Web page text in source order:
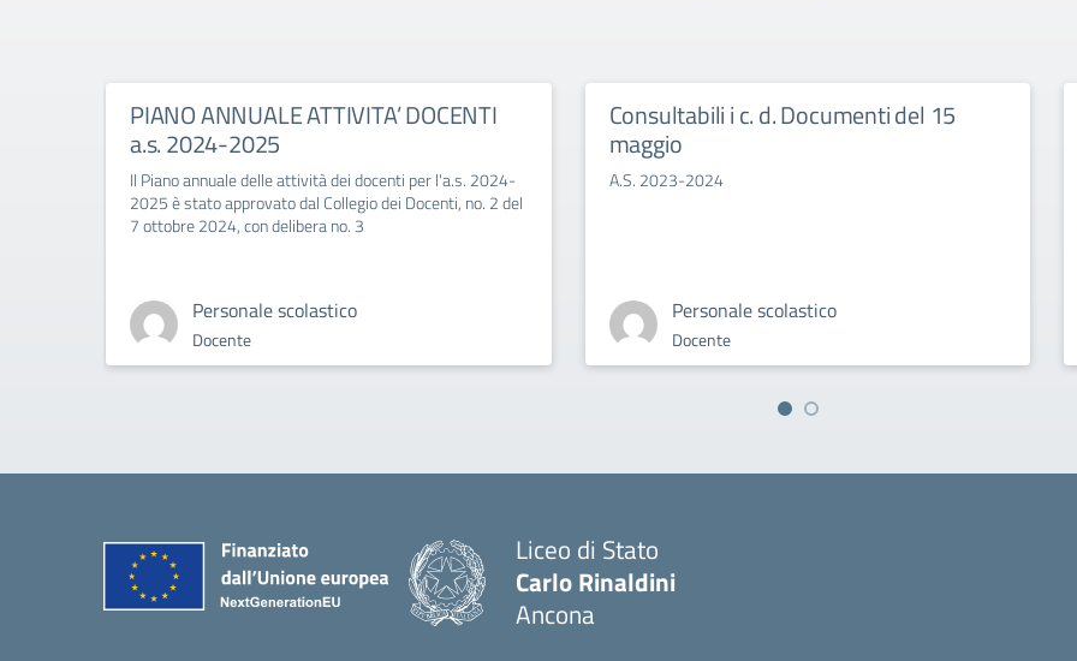
PIANO ANNUALE ATTIVITA’ DOCENTI
a.s. 2024-2025
Il Piano annuale delle attività dei docenti per l'a.s. 2024-
2025 è stato approvato dal Collegio dei Docenti, no. 2 del
7 ottobre 2024, con delibera no. 3
Personale scolastico
Docente
Consultabili i c. d. Documenti del 15
maggio
A.S. 2023-2024
Personale scolastico
Docente
Liceo di Stato
Carlo Rinaldini
Ancona